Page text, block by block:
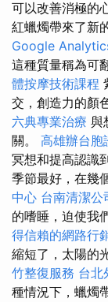
可以改善消極的
紅蠟燭帶來了新
Google
這種質量稱為可
體按摩技術課程
交，創造力的顏
六典專業治療 與
關。 高雄辦台胞
冥想和提高認識
季節最好，在幾
中心 台南清潔公
的嗜睡，迫使我
得信賴的網路行
縮短了，太陽的
竹整復服務 台北
種情況下，蠟燭